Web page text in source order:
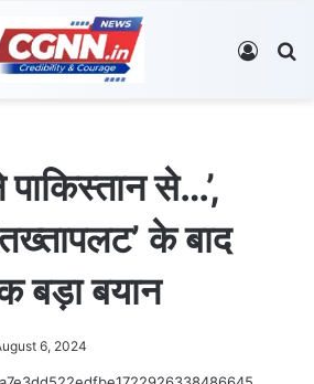
Log In
पाकिस्तान से…’,
के बाद
बड़ा बयान
6, 2024